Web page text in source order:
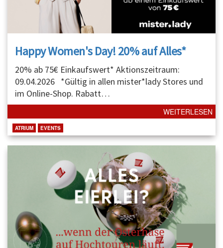
Happy Women's Day! 20% auf Alles*
20% ab 75€ Einkaufswert* Aktionszeitraum:
09.04.2026 *Gültig in allen mister*lady Stores und
im Online-Shop. Rabatt…
WEITERLESEN
ATRIUM EVENTS